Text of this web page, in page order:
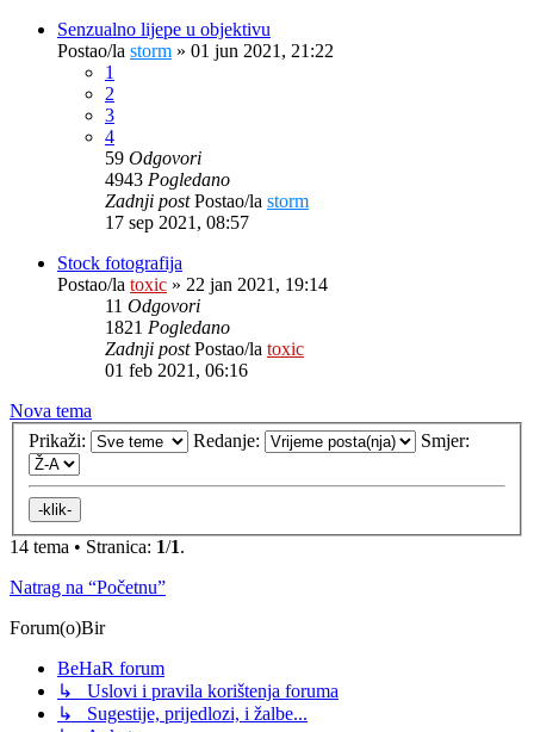
Senzualno lijepe u objektivu
Postao/la storm » 01 jun 2021, 21:22
1
2
3
4
59 Odgovori
4943 Pogledano
Zadnji postPostao/la storm
17 sep 2021, 08:57
Stock fotografija
Postao/la toxic » 22 jan 2021, 19:14
11 Odgovori
1821 Pogledano
Zadnji postPostao/la toxic
01 feb 2021, 06:16
Nova tema
Prikaži:
Redanje: Smjer:
14 tema • Stranica: 1/1.
Natrag na “Početnu”
Forum(o)Bir
BeHaR forum
↳ Uslovi i pravila korištenja foruma
↳ Sugestije, prijedlozi, i žalbe...